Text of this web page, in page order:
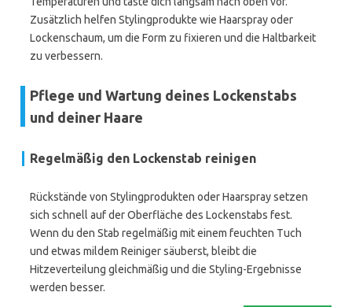
Zusätzlich helfen Stylingprodukte wie Haarspray oder
Lockenschaum, um die Form zu fixieren und die Haltbarkeit
zu verbessern.
Pflege und Wartung deines Lockenstabs
und deiner Haare
Regelmäßig den Lockenstab reinigen
Rückstände von Stylingprodukten oder Haarspray setzen
sich schnell auf der Oberfläche des Lockenstabs fest.
Wenn du den Stab regelmäßig mit einem feuchten Tuch
und etwas mildem Reiniger säuberst, bleibt die
Hitzeverteilung gleichmäßig und die Styling-Ergebnisse
werden besser.